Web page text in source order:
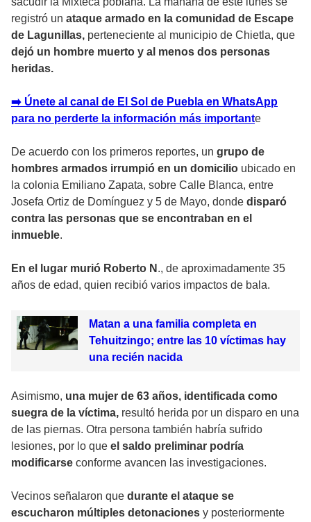
registró un ataque armado en la comunidad de Escape
de Lagunillas, perteneciente al municipio de Chietla, que
dejó un hombre muerto y al menos dos personas
heridas.
➡️ Únete al canal de El Sol de Puebla en WhatsApp
para no perderte la información más importante
De acuerdo con los primeros reportes, un grupo de
hombres armados irrumpió en un domicilio ubicado en
la colonia Emiliano Zapata, sobre Calle Blanca, entre
Josefa Ortiz de Domínguez y 5 de Mayo, donde disparó
contra las personas que se encontraban en el
inmueble.
En el lugar murió Roberto N ., de aproximadamente 35
años de edad, quien recibió varios impactos de bala.
Matan a una familia completa en
Tehuitzingo; entre las 10 víctimas hay
una recién nacida
Asimismo, una mujer de 63 años, identificada como
suegra de la víctima, resultó herida por un disparo en una
de las piernas. Otra persona también habría sufrido
lesiones, por lo que el saldo preliminar podría
modificarse conforme avancen las investigaciones.
Vecinos señalaron que durante el ataque se
escucharon múltiples detonaciones y posteriormente